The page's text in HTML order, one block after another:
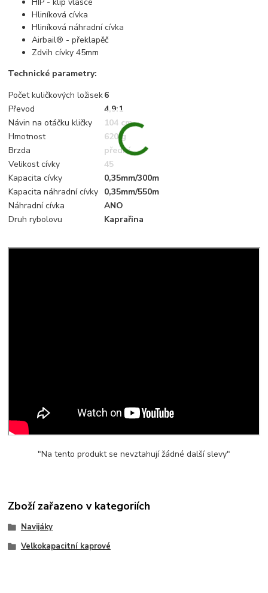
Hliníková cívka
Hliníková náhradní cívka
Airbail® - překlapěč
Zdvih cívky 45mm
Technické parametry:
Počet kuličkových ložisek6
Převod
4,9:1
Návin na otáčku kličky
104 cm
Hmotnost
620 g
Brzda
přední
Velikost cívky
45
Kapacita cívky
0,35mm/300m
Kapacita náhradní cívky 0,35mm/550m
Náhradní cívka
ANO
Druh rybolovu
Kaprařina
"Na tento produkt se nevztahují žádné další slevy"
Zboží zařazeno v kategoriích
Navijáky
Velkokapacitní kaprové